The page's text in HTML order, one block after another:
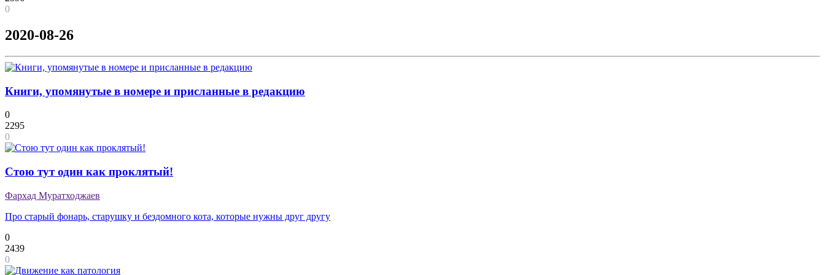
0
2020-08-26
Книги, упомянутые в номере и присланные в редакцию
0
2295
0
Стою тут один как проклятый!
Фархад Муратходжаев
Про старый фонарь, старушку и бездомного кота, которые нужны друг другу
0
2439
0